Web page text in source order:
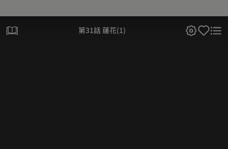
第31話 蓮花(1)